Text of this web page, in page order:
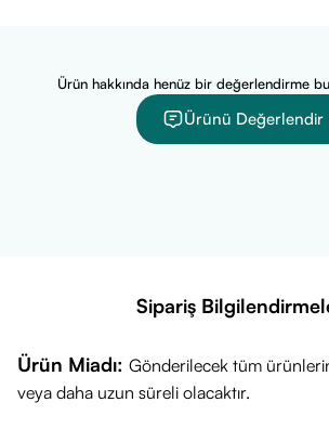
hedefleyen yetişkinler tarafından tercih
İçerik ve Öne Çıkan Özellikler:
Arındırıcı Formül
→ Cildi kir ve fazla
→ Aydınlık ve ışıltılı bir cilt
Ürün hakkında henüz bir değerlendirme
Ürünü Değerlendir
Sipariş
Ürün Miadı: Gönderilecek tüm
veya daha uzun süreli olacaktır.